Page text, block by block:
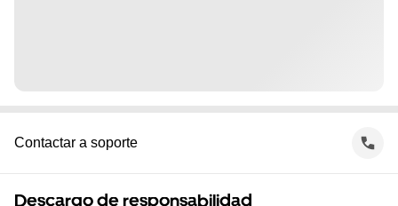
Contactar a soporte
Descargo de responsabilidad